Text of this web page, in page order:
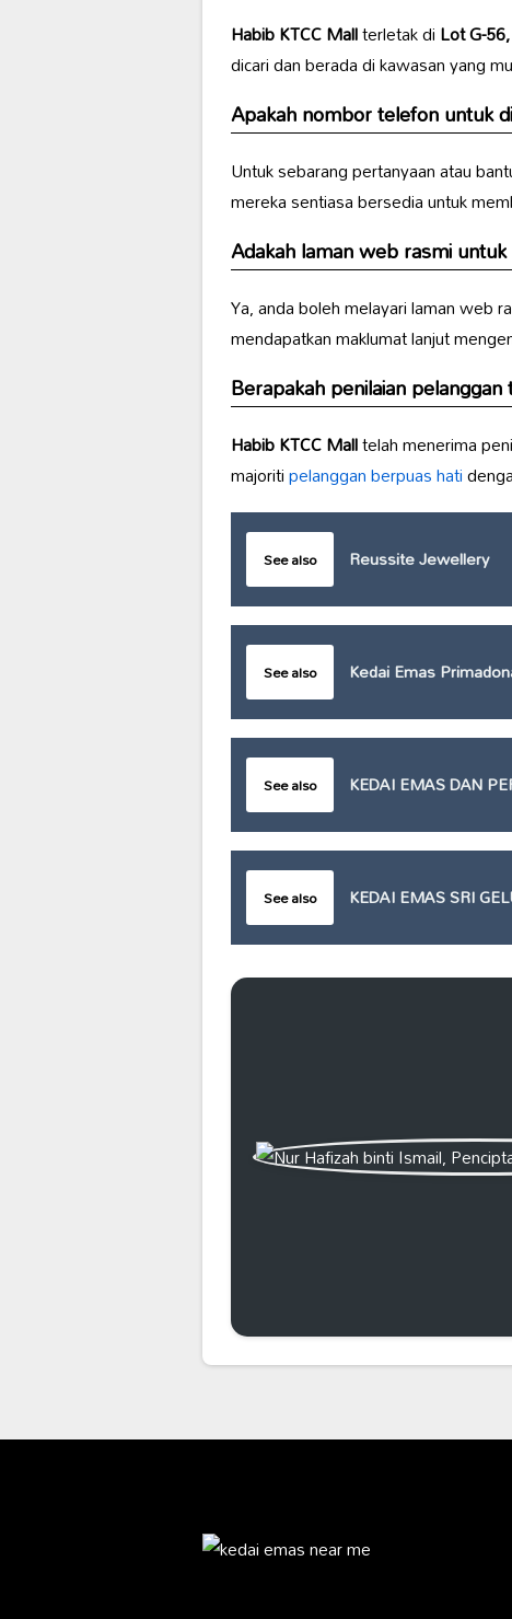
Habib KTCC Mallterletak diLot G-
dicari dan berada di kawasan yang
Apakah nombor telefon untuk
Untuk sebarang pertanyaan atau
mereka sentiasa bersedia untuk
Adakah laman web rasmi untuk
Ya, anda boleh melayari laman web
mendapatkan maklumat lanjut
Berapakah penilaian
Habib KTCC Malltelah menerima
majoritipelanggan berpuas hati
See also Reussite Jewellery
See also Kedai Emas
See also KEDAI EMAS DAN
See also KEDAI EMAS SRI